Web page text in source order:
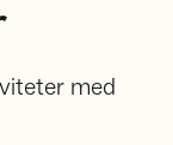
med